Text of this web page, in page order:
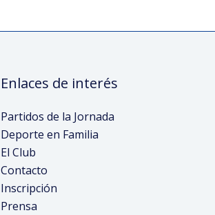
Enlaces de interés
Partidos de la Jornada
Deporte en Familia
El Club
Contacto
Inscripción
Prensa